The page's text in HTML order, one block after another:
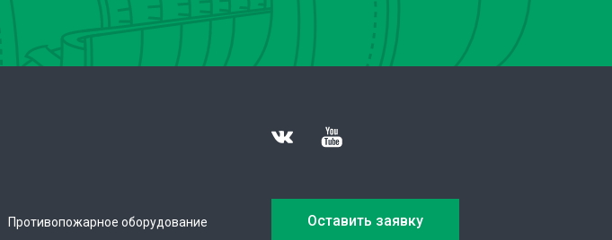
Противопожарное оборудование
Оставить заявку